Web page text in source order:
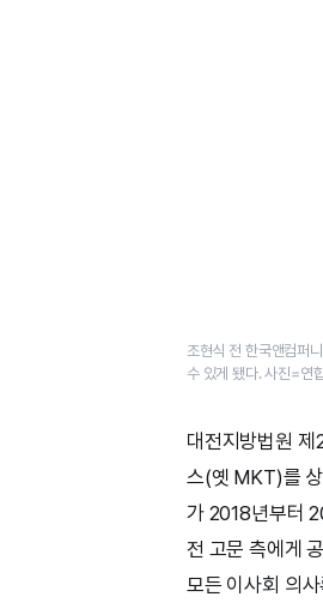
조현식 전 한국앤컴퍼
수 있게 됐다. 사진=연
대전지방법원 제
스(옛 MKT)를
가 2018년부터
전 고문 측에게
모든 이사회 의